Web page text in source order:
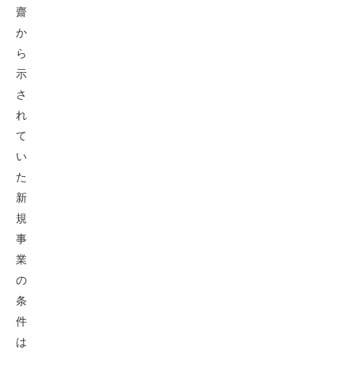
齋
か
ら
示
さ
れ
て
い
た
新
規
事
業
の
条
件
は